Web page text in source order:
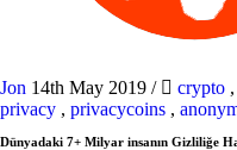
Jon 14th May 2019 / crypto ,
privacy , privacycoins ,
Dünyadaki 7+ Milyar insanın Gizliliğe